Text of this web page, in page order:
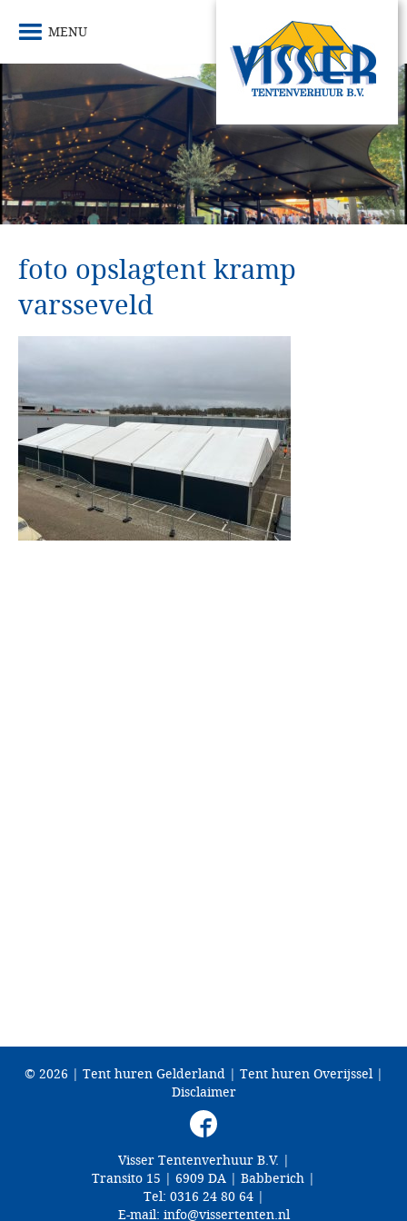
foto opslagtent kramp
varsseveld
MENU
© 2026 | Tent huren Gelderland| Tent huren Overijssel|
Disclaimer
Visser Tentenverhuur B.V. |
Transito 15 | 6909 DA | Babberich |
Tel: 0316 24 80 64|
E-mail: info@vissertenten.nl